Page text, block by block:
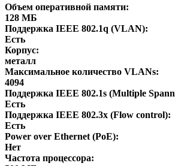
Объем оперативной памяти:
128 МБ
Поддержка IEEE 802.1q (VLAN):
Есть
Корпус:
металл
Максимальное количество VLANs:
4094
Поддержка IEEE 802.1s (Multiple
Есть
Поддержка IEEE 802.3x (Flow control):
Есть
Power over Ethernet (PoE):
Нет
Частота процессора: